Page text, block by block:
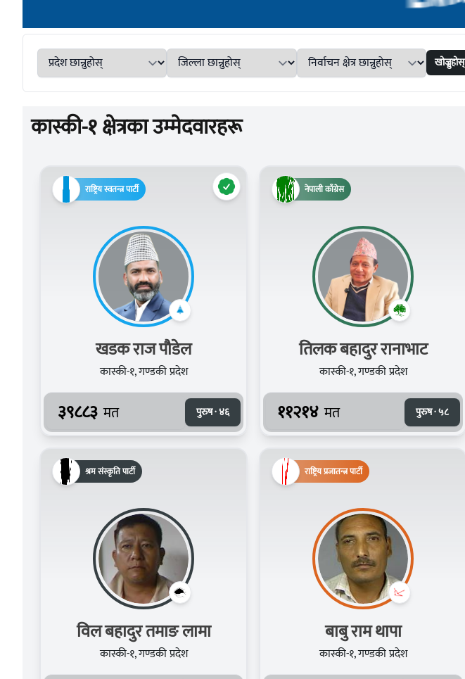
खोज्नुहोस्
कास्की-१ क्षेत्रका उम्मेदवारहरू
राष्ट्रिय स्वतन्त्र पार्टी
खडक राज पौडेल
कास्की-१, गण्डकी प्रदेश
३९८८३ मत पुरुष · ४६
नेपाली काँग्रेस
तिलक बहादुर रानाभाट
कास्की-१, गण्डकी प्रदेश
११२१४ मत पुरुष · ५८
श्रम संस्कृति पार्टी
विल बहादुर तमाङ लामा
कास्की-१, गण्डकी प्रदेश
राष्ट्रिय प्रजातन्त्र पार्टी
बाबु राम थापा
कास्की-१, गण्डकी प्रदेश